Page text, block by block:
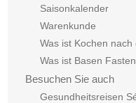
Saisonkalender
Warenkunde
Was ist Kochen
Was ist Basen
Besuchen Sie auch
Gesundheitsreisen